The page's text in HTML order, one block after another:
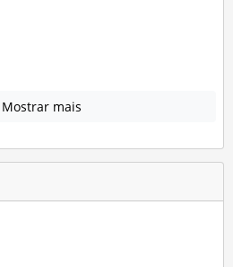
Mostrar mais